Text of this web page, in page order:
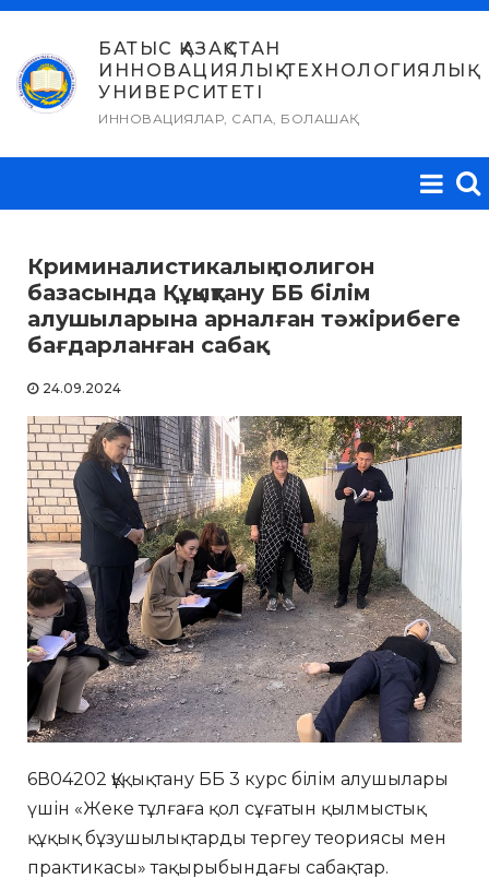
Skip
content
БАТЫС ҚАЗАҚСТАН
ИННОВАЦИЯЛЫҚ-ТЕХНОЛОГИЯЛЫҚ
УНИВЕРСИТЕТІ
ИННОВАЦИЯЛАР, САПА, БОЛАШАҚ
Криминалистикалық полигон
базасында Құқықтану ББ білім
алушыларына арналған тәжірибеге
бағдарланған сабақ
24.09.2024
6В04202 Құқықтану ББ 3 курс білім алушылары
үшін «Жеке тұлғаға қол сұғатын қылмыстық
құқық бұзушылықтарды тергеу теориясы мен
практикасы» тақырыбындағы сабақтар.